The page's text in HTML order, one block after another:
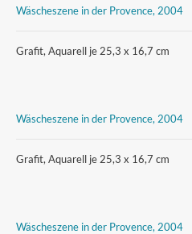
Wäscheszene in der Provence, 2004
Grafit, Aquarell je 25,3 x 16,7 cm
Wäscheszene in der Provence, 2004
Grafit, Aquarell je 25,3 x 16,7 cm
Wäscheszene in der Provence, 2004